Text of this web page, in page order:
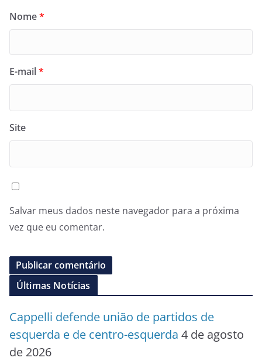
Nome*
E-mail*
Site
Salvar meus dados neste navegador para a próxima
vez que eu comentar.
Últimas Notícias
Cappelli defende união de partidos de
esquerda e de centro-esquerda 4 de agosto
de 2026